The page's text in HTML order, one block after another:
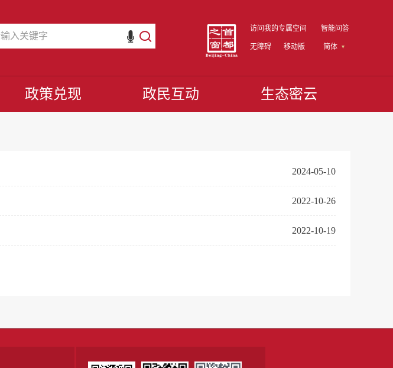
访问我的专属空间 智能问答
无障碍 移动版 简体
政策兑现 政民互动 生态密云
2024-05-10
2022-10-26
2022-10-19